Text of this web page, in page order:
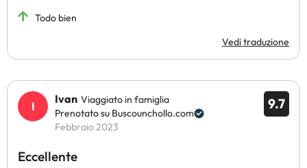
Todo bien
Vedi traduzione
9.7
Ivan Viaggiato in famiglia
Prenotato su Buscounchollo.com
Febbraio 2023
Eccellente